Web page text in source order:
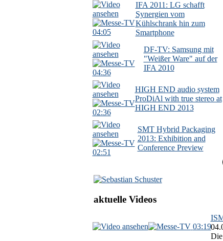
04:05
IFA 2011: LG schafft
Synergien vom
Kühlschrank hin zum
Smartphone
04:36
DF-TV: Samsung mit
"Weißer Ware" auf der
IFA 2010
02:36
HIGH END audio system
ProDiAl with true stereo at
HIGH END 2013
02:51
SMT Hybrid Packaging
2013: Exhibition and
Conference Preview
aktuelle Videos
03:19